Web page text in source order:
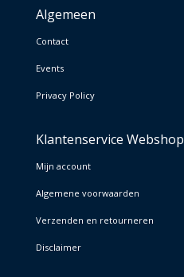
Algemeen
Contact
Events
Privacy Policy
Klantenservice Webshop
Mijn account
Algemene voorwaarden
Verzenden en retourneren
Disclaimer